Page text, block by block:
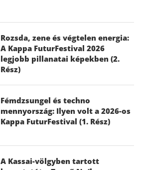
Rozsda, zene és végtelen energia:
A Kappa FuturFestival 2026
legjobb pillanatai képekben (2.
Rész)
Fémdzsungel és techno
mennyország: Ilyen volt a 2026-os
Kappa FuturFestival (1. Rész)
A Kassai-völgyben tartott